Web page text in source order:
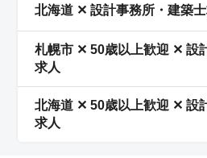
北海道 ✕ 設計事務所・建築
札幌市 ✕ 50歳以上歓迎 ✕ 設
求人
北海道 ✕ 50歳以上歓迎 ✕ 設
求人